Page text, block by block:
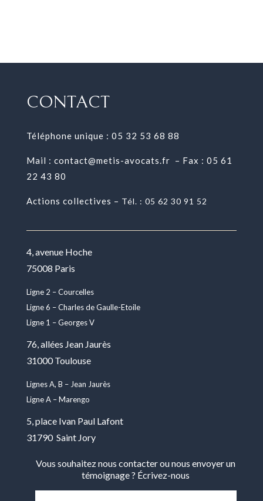
CONTACT
Téléphone unique : 05 32 53 68 88
Mail : contact@metis-avocats.fr – Fax : 05 61
22 43 80
Actions collectives – Tél. : 05 62 30 91 52
4, avenue Hoche
75008 Paris
Ligne 2 – Courcelles
Ligne 6 – Charles de Gaulle-Etoile
Ligne 1 – Georges V
76, allées Jean Jaurès
31000 Toulouse
Lignes A, B – Jean Jaurès
Ligne A – Marengo
5, place Ivan Paul Lafont
31790 Saint Jory
Vous souhaitez nous contacter ou nous envoyer un
témoignage ? Écrivez-nous